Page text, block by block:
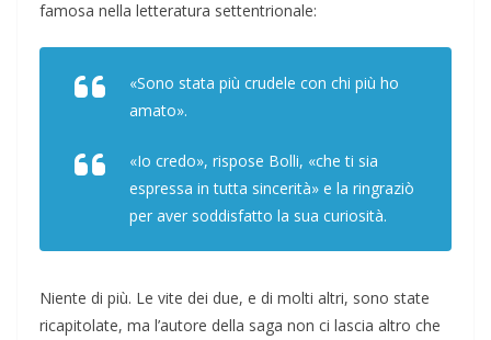
famosa nella letteratura settentrionale:
«Sono stata più crudele con chi più ho
amato».
«Io credo», rispose Bolli, «che ti sia
espressa in tutta sincerità» e la ringraziò
per aver soddisfatto la sua curiosità.
Niente di più. Le vite dei due, e di molti altri, sono state
ricapitolate, ma l’autore della saga non ci lascia altro che